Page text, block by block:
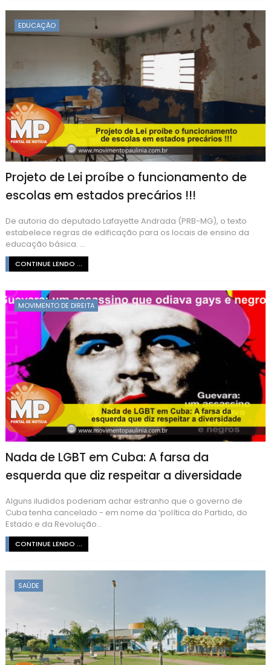
EDUCAÇÃO
Projeto de Lei proíbe o funcionamento de
escolas em estados precários !!!
De autoria do deputado Lafayette Andrada (PRB-MG), o texto
estabelece regras de edificação para os locais de ensino da
educação básica. ...
CONTINUE LENDO ...
MOVIMENTO DE DIREITA
Nada de LGBT em Cuba: A farsa da
esquerda que diz respeitar a diversidade
Alguns iludidos poderiam achar estranho que o governo de
Cuba tenha cancelado - em nome da ‘política do Partido, do
Estado e da Revolução...
CONTINUE LENDO ...
SAÚDE